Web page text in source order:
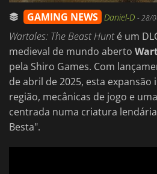
GAMING NEWS Daniel-D -28/
Wartales: The Beast Hunté um
medieval de mundo aberto
pela Shiro Games. Com
de abril de 2025, esta
região, mecânicas de jogo e
centrada numa criatura
Besta".